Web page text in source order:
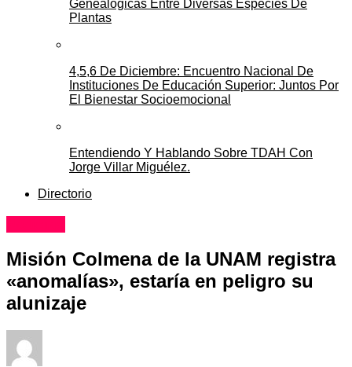
Genealógicas Entre Diversas Especies De
Plantas
4,5,6 De Diciembre: Encuentro Nacional De
Instituciones De Educación Superior: Juntos Por
El Bienestar Socioemocional
Entendiendo Y Hablando Sobre TDAH Con
Jorge Villar Miguélez.
Directorio
Misión Colmena de la UNAM registra
«anomalías», estaría en peligro su
alunizaje